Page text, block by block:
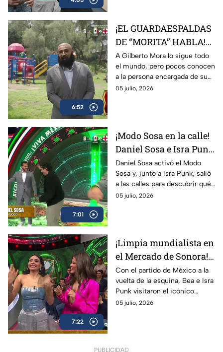
6:52
¡EL GUARDAESPALDAS
DE “MORITA” HABLA!
La misión secreta
detrás de la joya
mexicana
A Gilberto Mora lo sigue todo
el mundo, pero pocos conocen
a la persona encargada de su
seguridad. En El Capitorreo,
05 julio, 2026
7:01
¡Modo Sosa en la calle!
Daniel Sosa e Isra Punk
ponen a prueba el
cariño de la bandita
Daniel Sosa activó el Modo
Sosa y, junto a Isra Punk, salió
a las calles para descubrir qué
tan cálida y buena onda es la
05 julio, 2026
7:22
¡Limpia mundialista en
el Mercado de Sonora!
Bea e Isra Punk buscan
la buena vibra para
México
Con el partido de México a la
vuelta de la esquina, Bea e Isra
Punk visitaron el icónico
Mercado de Sonora para
05 julio, 2026
PUBLICIDAD